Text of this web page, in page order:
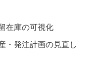
在庫の可視化
・発注計画の見直し